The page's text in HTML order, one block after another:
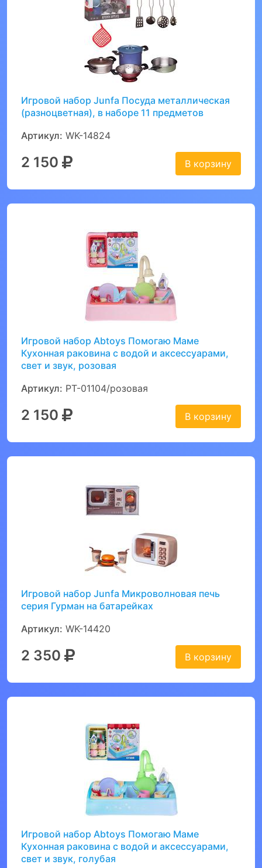
Игровой набор Junfa Посуда металлическая
(разноцветная), в наборе 11 предметов
Артикул: WK-14824
2 150 В корзину
Игровой набор Abtoys Помогаю Маме
Кухонная раковина с водой и аксессуарами,
свет и звук, розовая
Артикул: PT-01104/розовая
2 150 В корзину
Игровой набор Junfa Микроволновая печь
серия Гурман на батарейках
Артикул: WK-14420
2 350 В корзину
Игровой набор Abtoys Помогаю Маме
Кухонная раковина с водой и аксессуарами,
свет и звук, голубая